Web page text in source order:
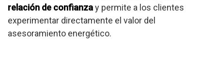
relación de confianzay permite a los clientes
experimentar directamente el valor del
asesoramiento energético.